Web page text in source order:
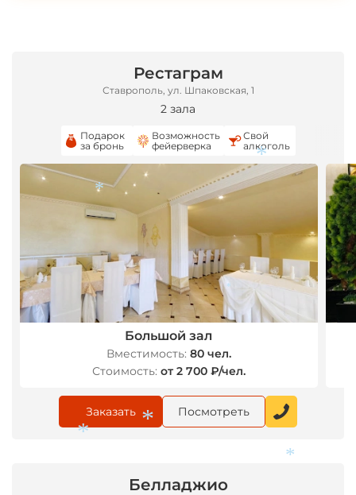
Рестаграм
Ставрополь, ул. Шпаковская, 1
2 зала
Подарок
за бронь
Возможность
фейерверка
Свой
алкоголь
Большой зал
Вместимость: 80 чел.
Стоимость: от 2 700 ₽/чел.
Заказать Посмотреть
Белладжио
*
*
*